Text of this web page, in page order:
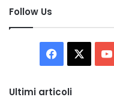
Follow Us
Facebook
Ultimi articoli